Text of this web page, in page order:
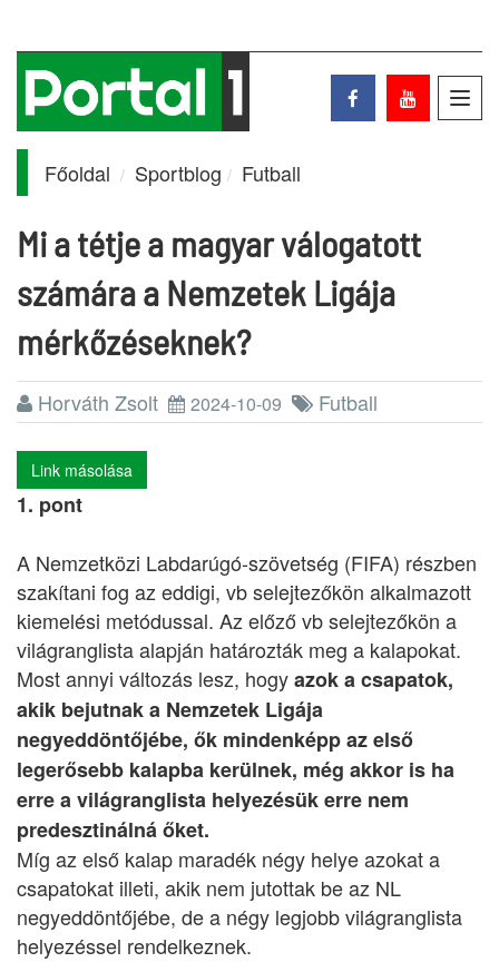
Főoldal Sportblog Futball
Mi a tétje a magyar válogatott
számára a Nemzetek Ligája
mérkőzéseknek?
Horváth Zsolt 2024-10-09 Futball
Link másolása
1. pont
A Nemzetközi Labdarúgó-szövetség (FIFA) részben
szakítani fog az eddigi, vb selejtezőkön alkalmazott
kiemelési metódussal. Az előző vb selejtezőkön a
világranglista alapján határozták meg a kalapokat.
Most annyi változás lesz, hogyazok a csapatok,
akik bejutnak a Nemzetek Ligája
negyeddöntőjébe, ők mindenképp az első
legerősebb kalapba kerülnek, még akkor is ha
erre a világranglista helyezésük erre nem
predesztinálná őket.
Míg az első kalap maradék négy helye azokat a
csapatokat illeti, akik nem jutottak be az NL
negyeddöntőjébe, de a négy legjobb világranglista
helyezéssel rendelkeznek.